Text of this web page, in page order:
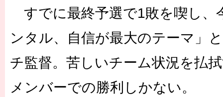
すでに最終予選で1敗を喫し、
ンタル、自信が最大のテーマ」
チ監督。苦しいチーム状況を払
メンバーでの勝利しかない。